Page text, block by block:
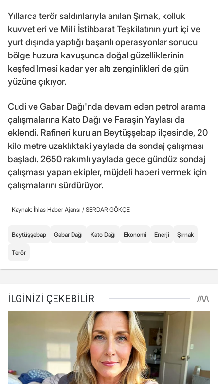
Yıllarca terör saldırılarıyla anılan Şırnak, kolluk
kuvvetleri ve Milli İstihbarat Teşkilatının yurt içi ve
yurt dışında yaptığı başarılı operasyonlar sonucu
bölge huzura kavuşunca doğal güzelliklerinin
keşfedilmesi kadar yer altı zenginlikleri de gün
yüzüne çıkıyor.
Cudi ve Gabar Dağı'nda devam eden petrol arama
çalışmalarına Kato Dağı ve Faraşin Yaylası da
eklendi. Rafineri kurulan Beytüşşebap ilçesinde, 20
kilo metre uzaklıktaki yaylada da sondaj çalışması
başladı. 2650 rakımlı yaylada gece gündüz sondaj
çalışması yapan ekipler, müjdeli haberi vermek için
çalışmalarını sürdürüyor.
Kaynak: İhlas Haber Ajansı / SERDAR GÖKÇE
Beytüşşebap Gabar Dağı Kato Dağı Ekonomi Enerji Şırnak
Terör